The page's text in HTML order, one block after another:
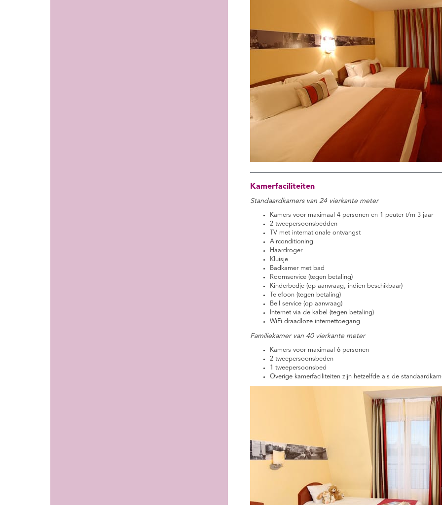
Kamerfaciliteiten
Standaardkamers van 24 vierkante meter
Kamers voor maximaal 4 personen en 1 peuter t/m 3 jaar
2 tweepersoonsbedden
TV met internationale ontvangst
Airconditioning
Haardroger
Kluisje
Badkamer met bad
Roomservice (tegen betaling)
Kinderbedje (op aanvraag, indien beschikbaar)
Telefoon (tegen betaling)
Bell service (op aanvraag)
Internet via de kabel (tegen betaling)
WiFi draadloze internettoegang
Familiekamer van 40 vierkante meter
Kamers voor maximaal 6 personen
2 tweepersoonsbeden
1 tweepersoonsbed
Overige kamerfaciliteiten zijn hetzelfde als de